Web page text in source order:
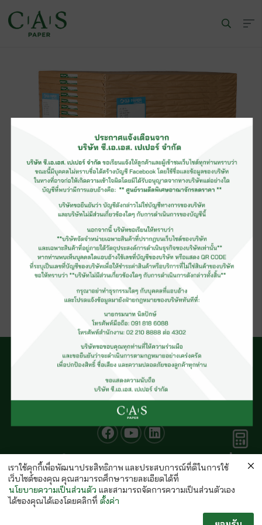
© CAS PAPER All rights Reserved
นโยบายคุ้มครองข้อมูลส่วนบุคคลของ (C.A.S. Privacy Policy)
พนักงานบริษัท
คำนวณ
กระดาษ
เราใช้คุกกี้เพื่อพัฒนาประสิทธิภาพ และประสบการณ์ที่ดีในการใช้
เว็บไซต์ของคุณ คุณสามารถศึกษารายละเอียดได้ที่
นโยบายความเป็นส่วนตัว และสามารถจัดการความเป็นส่วนตัวเอง
ได้ของคุณได้เองโดยคลิกที่ ตั้งค่า